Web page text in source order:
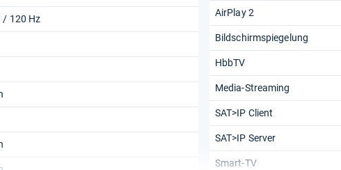
/ 120 Hz
AirPlay 2
Bildschirmspiegelung
HbbTV
Media-Streaming
SAT>IP Client
SAT>IP Server
Smart-TV